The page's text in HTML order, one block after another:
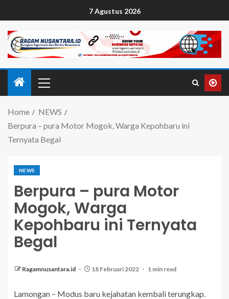
7 Agustus 2026
Home
NEWS
Berpura – pura Motor Mogok, Warga Kepohbaru ini
Ternyata Begal
NEWS
Berpura – pura Motor
Mogok, Warga
Kepohbaru ini Ternyata
Begal
Ragamnusantara.id 18 Februari 2022 1 min read
Lamongan – Modus baru kejahatan kembali terungkap.